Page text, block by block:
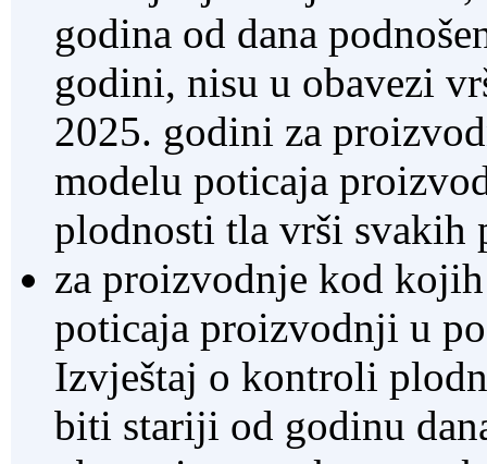
godina od dana
godini, nisu u obavezi
2025. godini za
modelu poticaja
plodnosti tla vrši svakih
za proizvodnje kod
poticaja proizvodnji u
Izvještaj o kontroli
biti stariji od godinu